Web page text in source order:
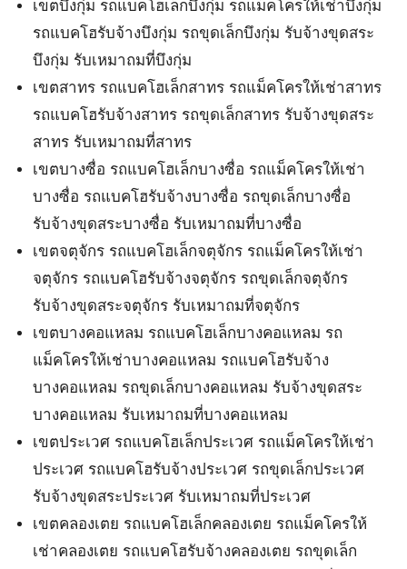
เขตบึงกุ่ม รถแบคโฮเล็กบึงกุ่ม รถแม็คโครให้เช่าบึงกุ่ม
รถแบคโฮรับจ้างบึงกุ่ม รถขุดเล็กบึงกุ่ม รับจ้างขุดสระ
บึงกุ่ม รับเหมาถมที่บึงกุ่ม
เขตสาทร รถแบคโฮเล็กสาทร รถแม็คโครให้เช่าสาทร
รถแบคโฮรับจ้างสาทร รถขุดเล็กสาทร รับจ้างขุดสระ
สาทร รับเหมาถมที่สาทร
เขตบางซื่อ รถแบคโฮเล็กบางซื่อ รถแม็คโครให้เช่า
บางซื่อ รถแบคโฮรับจ้างบางซื่อ รถขุดเล็กบางซื่อ
รับจ้างขุดสระบางซื่อ รับเหมาถมที่บางซื่อ
เขตจตุจักร รถแบคโฮเล็กจตุจักร รถแม็คโครให้เช่า
จตุจักร รถแบคโฮรับจ้างจตุจักร รถขุดเล็กจตุจักร
รับจ้างขุดสระจตุจักร รับเหมาถมที่จตุจักร
เขตบางคอแหลม รถแบคโฮเล็กบางคอแหลม รถ
แม็คโครให้เช่าบางคอแหลม รถแบคโฮรับจ้าง
บางคอแหลม รถขุดเล็กบางคอแหลม รับจ้างขุดสระ
บางคอแหลม รับเหมาถมที่บางคอแหลม
เขตประเวศ รถแบคโฮเล็กประเวศ รถแม็คโครให้เช่า
ประเวศ รถแบคโฮรับจ้างประเวศ รถขุดเล็กประเวศ
รับจ้างขุดสระประเวศ รับเหมาถมที่ประเวศ
เขตคลองเตย รถแบคโฮเล็กคลองเตย รถแม็คโครให้
เช่าคลองเตย รถแบคโฮรับจ้างคลองเตย รถขุดเล็ก